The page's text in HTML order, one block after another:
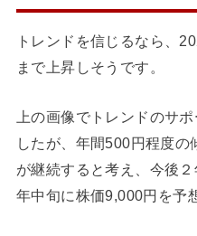
トレンドを信じるなら、
まで上昇しそうです。
上の画像でトレンドのサ
したが、年間500円程度の
が継続すると考え、今後
年中旬に株価9,000円を予